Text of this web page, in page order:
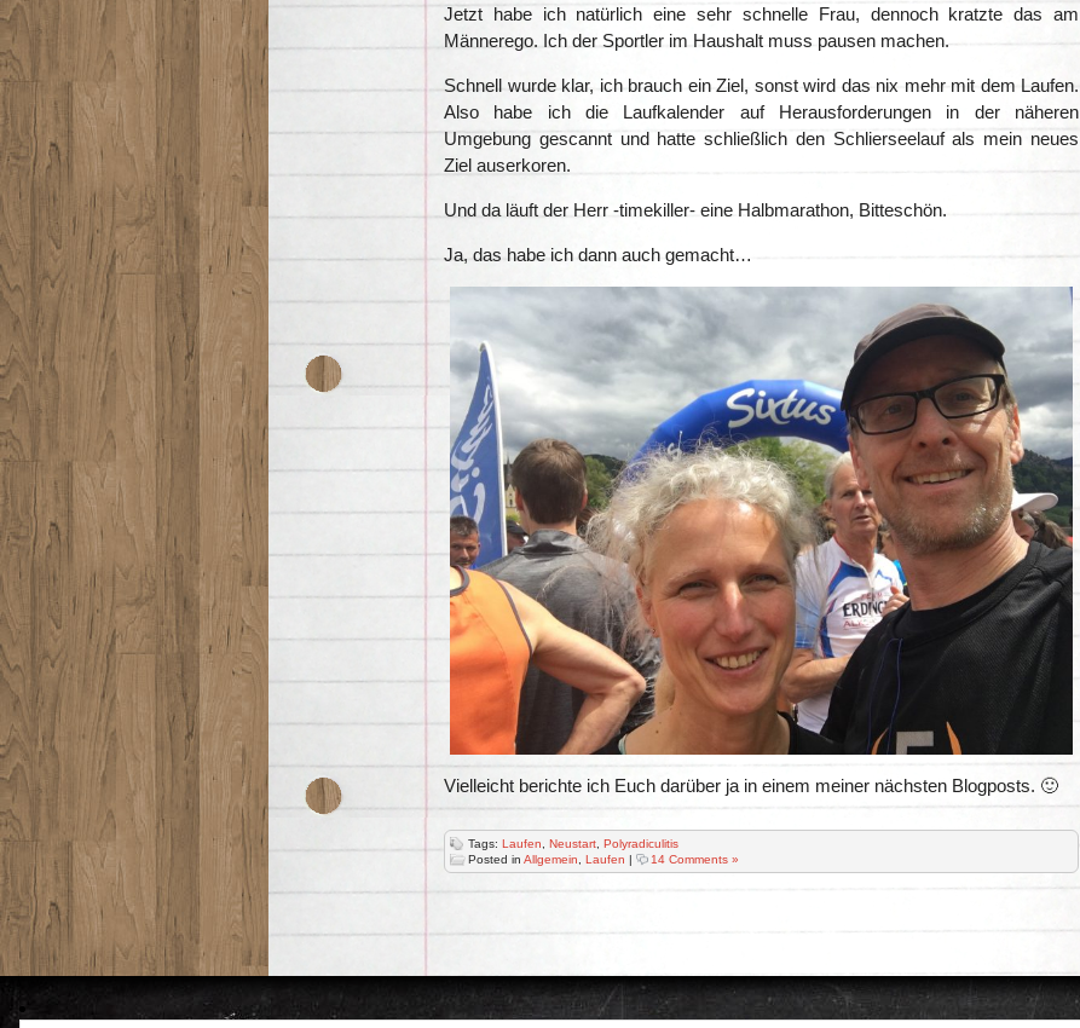
Jetzt habe ich natürlich eine sehr schnelle Frau, dennoch kratzte das am
Männerego. Ich der Sportler im Haushalt muss pausen machen.
Schnell wurde klar, ich brauch ein Ziel, sonst wird das nix mehr mit dem Laufen.
Also habe ich die Laufkalender auf Herausforderungen in der näheren
Umgebung gescannt und hatte schließlich den Schlierseelauf als mein neues
Ziel auserkoren.
Und da läuft der Herr -timekiller- eine Halbmarathon, Bitteschön.
Ja, das habe ich dann auch gemacht…
Vielleicht berichte ich Euch darüber ja in einem meiner nächsten Blogposts. 🙂
Tags: Laufen Neustart Polyradiculitis
Posted in Allgemein Laufen | 14 Comments »
Desk theme byNearfrog| Validxhtml| Powered byWordpress